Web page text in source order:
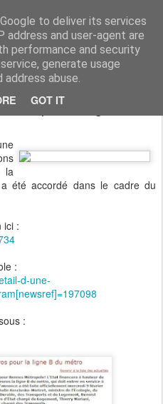
to deliver its services
address and user-agent are
performance and security
generate usage
abuse.
GOT IT
! Les habitants des Longs Champs sont pour le métro, mais veulent que celui-ci s'insère de manière respectueuse de leur environnement.
l'Etat pour la ligne B
la
été accordé dans le cadre du
ici :
:
d-une-
: